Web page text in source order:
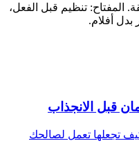
المفتاح: تنظيم قبل الفعل،
أفلام.
تجعلها تعمل لصالحك